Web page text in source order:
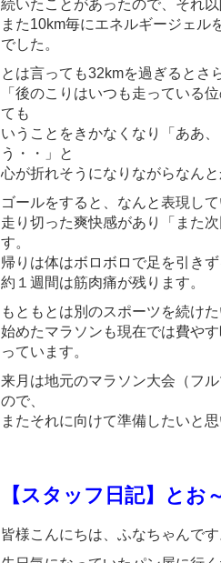
続いたことがあったので、それ
また10km毎にエネルギージェル
でした。
とは言っても32kmを過ぎるとさ
「後のこりはいつも走っている
ても
いうことをきかなくなり「ああ
う・・」と
心が折れそうになりながらなん
ゴールをすると、なんと表現し
走り切った爽快感があり「また
す。
帰りは体はボロボロで足を引き
約１週間は筋肉痛が残ります。
もともとは別のスポーツを続け
始めたマラソンも現在では費や
っています。
来月は地元のマラソン大会（フ
ので、
またそれに向けて準備したいと
【スタッフ日記】とお
皆様こんにちは、ふなちゃんで